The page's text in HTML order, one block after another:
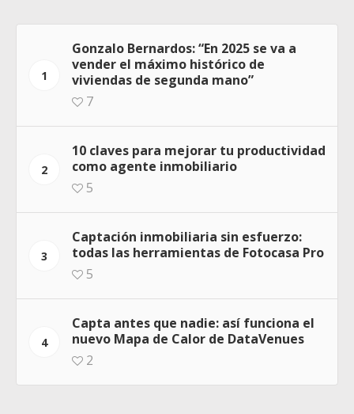
1
Gonzalo Bernardos: “En 2025 se va a
vender el máximo histórico de
viviendas de segunda mano”
7
2
10 claves para mejorar tu productividad
como agente inmobiliario
5
3
Captación inmobiliaria sin esfuerzo:
todas las herramientas de Fotocasa Pro
5
4
Capta antes que nadie: así funciona el
nuevo Mapa de Calor de DataVenues
2